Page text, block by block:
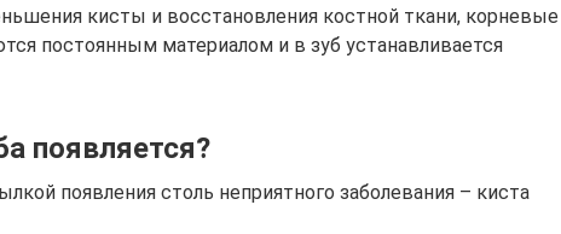
кисты и восстановления костной ткани, корневые
постоянным материалом и в зуб устанавливается
появляется?
появления столь неприятного заболевания – киста